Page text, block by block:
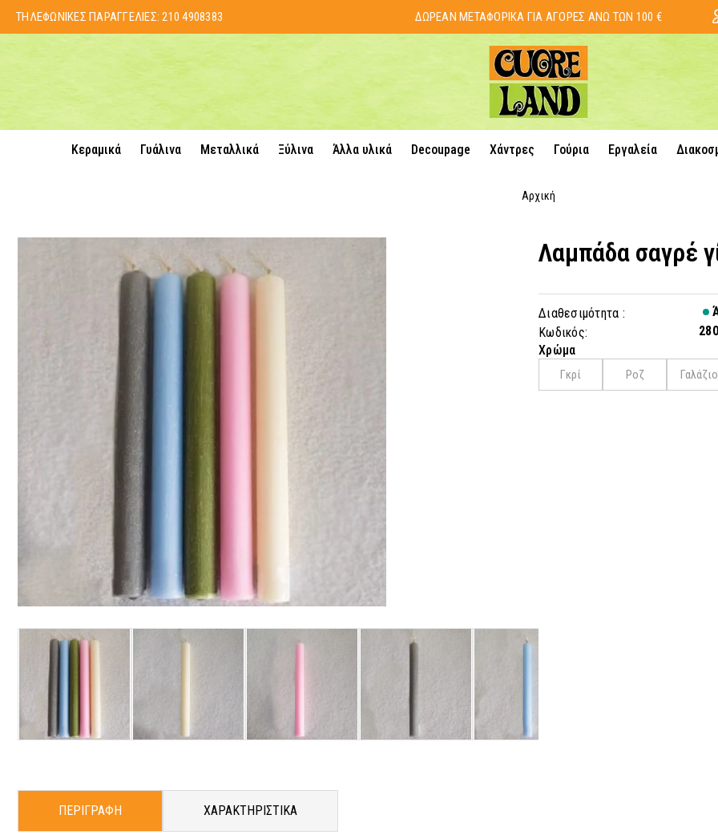
ΤΗΛΕΦΩΝΙΚΕΣ ΠΑΡΑΓΓΕΛΙΕΣ:210 4908383 ΔΩΡΕΑΝ ΜΕΤΑΦΟΡΙΚΑ ΓΙΑ ΑΓΟΡΕΣ ΑΝΩ ΤΩΝ 100 €
Κεραμικά Γυάλινα Μεταλλικά Ξύλινα Άλλα υλικά Decoupage Χάντρες Γούρια Εργαλεία
Αρχική
Λαμπάδα σαγρέ
Διαθεσιμότητα :
Κωδικός:
Χρώμα
Γκρί Ροζ Γαλάζιο
ΠΕΡΙΓΡΑΦΗ ΧΑΡΑΚΤΗΡΙΣΤΙΚΑ